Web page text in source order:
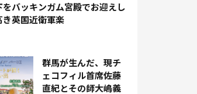
をバッキンガム宮殿でお迎えし
き英国近衛軍楽
群馬が生んだ、現チ
ェコフィル首席佐藤
直紀とその師大嶋義